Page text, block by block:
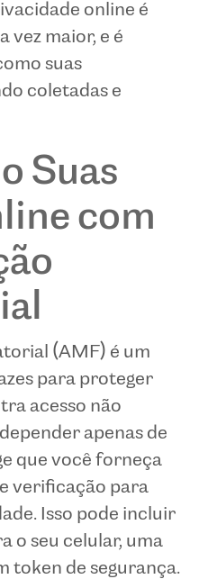
online é
vez maior, e é
suas
coletadas e
Suas
com
(AMF) é um
para proteger
acesso não
apenas de
que você forneça
verificação para
Isso pode incluir
o seu celular, uma
token de segurança.